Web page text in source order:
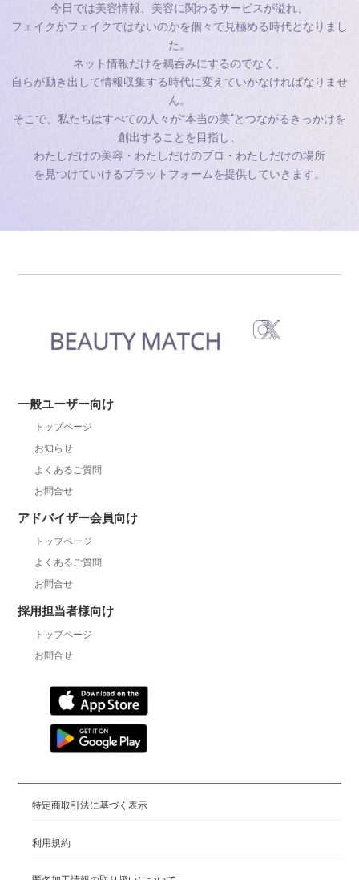
今日では美容情報、美容に関わるサービスが溢れ、
フェイクかフェイクではないのかを個々で見極める時代となりまし
た。
ネット情報だけを鵜呑みにするのでなく、
自らが動き出して情報収集する時代に変えていかなければなりませ
ん。
そこで、私たちはすべての人々が“本当の美”とつながるきっかけを
創出することを目指し、
わたしだけの美容・わたしだけのプロ・わたしだけの場所
を見つけていけるプラットフォームを提供していきます。
一般ユーザー向け
トップページ
お知らせ
よくあるご質問
お問合せ
アドバイザー会員向け
トップページ
よくあるご質問
お問合せ
採用担当者様向け
トップページ
お問合せ
特定商取引法に基づく表示
利用規約